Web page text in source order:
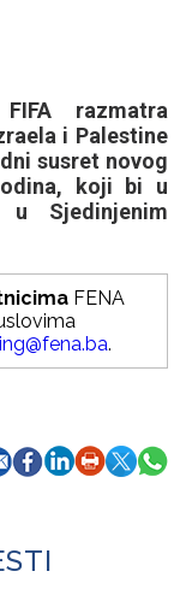
razmatra
i Palestine
susret novog
koji bi u
Sjedinjenim
FENA
.